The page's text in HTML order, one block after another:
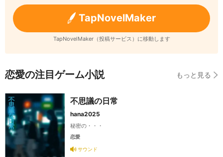
TapNovelMaker
TapNovelMaker（投稿サービス）に移動します
恋愛の注目ゲーム小説 もっと見る
不思議の日常
hana2025
秘密の・・・
恋愛
サウンド